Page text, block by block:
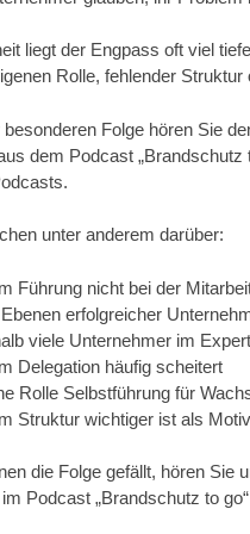
liegt der Engpass oft viel
Rolle, fehlender
besonderen Folge hören Sie
dem Podcast
unter anderem darüber:
Führung nicht bei der
erfolgreicher
viele Unternehmer im
Delegation häufig scheitert
Rolle Selbstführung für
Struktur wichtiger ist als
die Folge gefällt, hören Sie
Podcast „Brandschutz to